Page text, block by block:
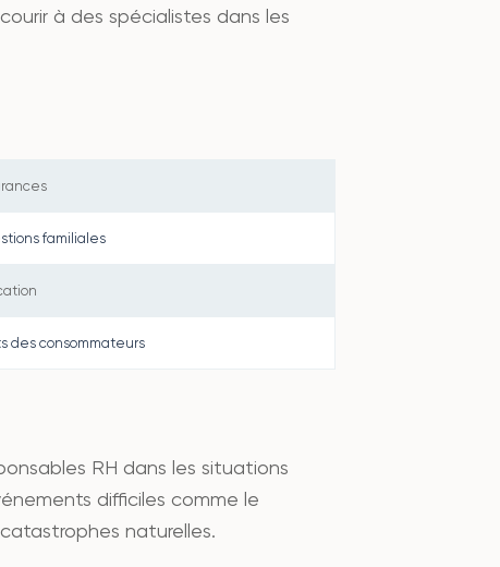
à des spécialistes dans les
familiales
des consommateurs
RH dans les situations
difficiles comme le
naturelles.